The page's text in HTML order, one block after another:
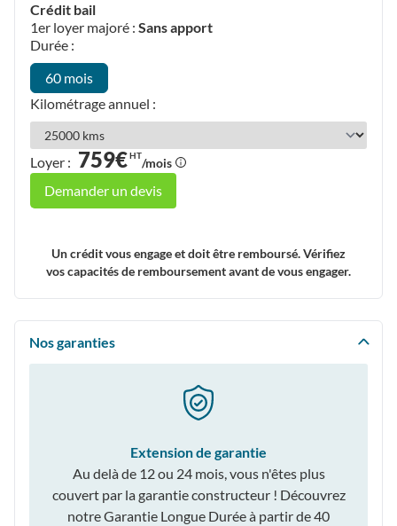
Crédit bail
1er loyer majoré : Sans apport
Durée :
60 mois
Kilométrage annuel :
Loyer : 759€HT/mois
Demander un devis
Un crédit vous engage et doit être remboursé. Vérifiez
vos capacités de remboursement avant de vous engager.
Nos garanties
Extension de garantie
Au delà de 12 ou 24 mois, vous n'êtes plus
couvert par la garantie constructeur ! Découvrez
notre Garantie Longue Durée à partir de 40